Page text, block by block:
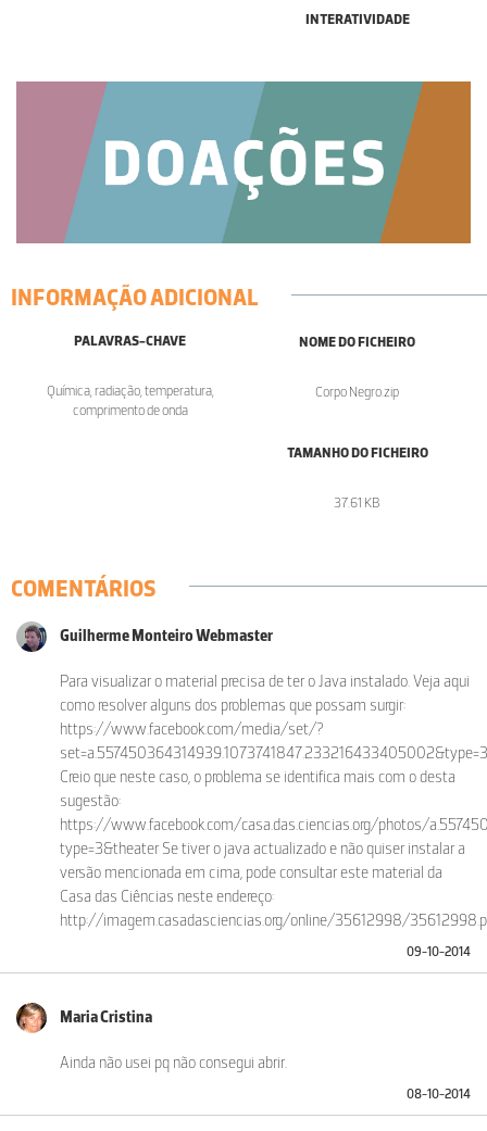
INTERATIVIDADE
INFORMAÇÃO ADICIONAL
PALAVRAS-CHAVE
Química, radiação, temperatura,
comprimento de onda
NOME DO FICHEIRO
Corpo Negro.zip
TAMANHO DO FICHEIRO
37.61 KB
COMENTÁRIOS
Guilherme Monteiro Webmaster
Para visualizar o material precisa de ter o Java instalado. Veja aqui
como resolver alguns dos problemas que possam surgir:
https://www.facebook.com/media/set/?
set=a.557450364314939.1073741847.233216433405002&type=3
Creio que neste caso, o problema se identifica mais com o desta
sugestão:
https://www.facebook.com/casa.das.ciencias.org/photos/
type=3&theater Se tiver o java actualizado e não quiser instalar a
versão mencionada em cima, pode consultar este material da
Casa das Ciências neste endereço:
http://imagem.casadasciencias.org/online/35612998/
09-10-2014
Maria Cristina
Ainda não usei pq não consegui abrir.
08-10-2014